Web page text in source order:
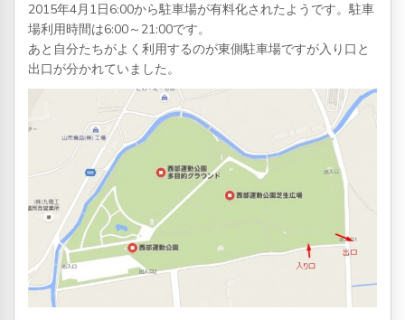
2015年4月1日6:00から駐車場が有料化されたようです。駐車
場利用時間は6:00～21:00です。
あと自分たちがよく利用するのが東側駐車場ですが入り口と
出口が分かれていました。